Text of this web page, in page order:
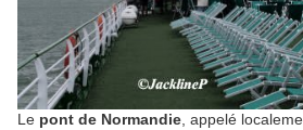
Le pont de Normandie, appelé